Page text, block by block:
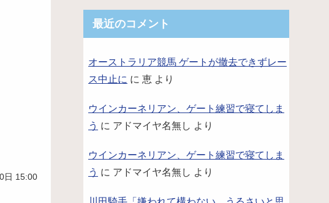
日 15:00
最近のコメント
オーストラリア競馬 ゲートが撤去できずレー
ス中止に に 恵 より
ウインカーネリアン、ゲート練習で寝てしま
う に アドマイヤ名無し より
ウインカーネリアン、ゲート練習で寝てしま
う に アドマイヤ名無し より